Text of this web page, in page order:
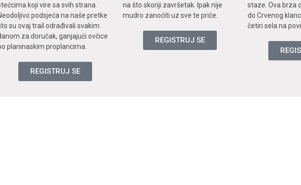
koji vire sa svih strana.
podsjeća na naše pretke
su ovaj trail odrađivali svakim
za doručak, ganjajući ovčice
planinaskim proplancima.
REGISTRUJ SE
na što skoriji završetak. Ipak nije
mudro zanoćiti uz sve te priče.
REGISTRUJ SE
staze. Ova brza
do Crvenog
četiri sela na